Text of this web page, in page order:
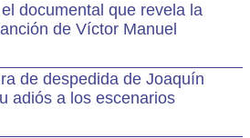
documental que revela la
de Víctor Manuel
de despedida de Joaquín
adiós a los escenarios